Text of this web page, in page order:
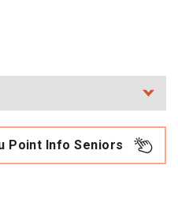
Point Info Seniors